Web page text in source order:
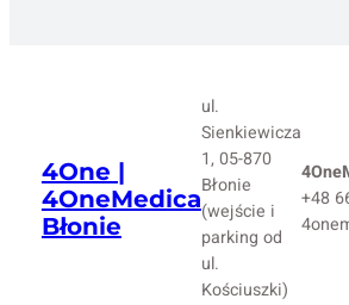
4One |
4OneMedica
Błonie
ul.
Sienkiewicza
1, 05-870
Błonie
(wejście i
parking od
ul.
Kościuszki)
+48